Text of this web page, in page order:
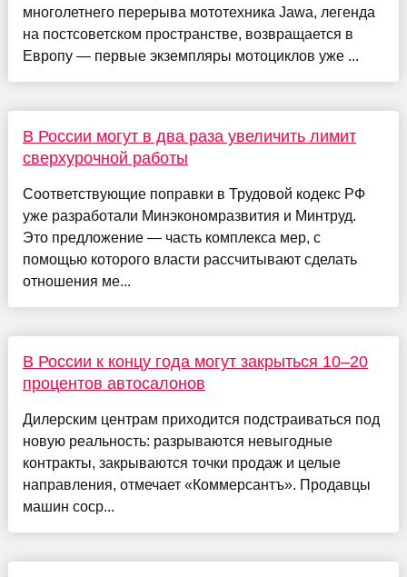
многолетнего перерыва мототехника Jawa, легенда
на постсоветском пространстве, возвращается в
Европу — первые экземпляры мотоциклов уже ...
В России могут в два раза увеличить лимит
сверхурочной работы
Соответствующие поправки в Трудовой кодекс РФ
уже разработали Минэкономразвития и Минтруд.
Это предложение — часть комплекса мер, с
помощью которого власти рассчитывают сделать
отношения ме...
В России к концу года могут закрыться 10–20
процентов автосалонов
Дилерским центрам приходится подстраиваться под
новую реальность: разрываются невыгодные
контракты, закрываются точки продаж и целые
направления, отмечает «Коммерсантъ». Продавцы
машин соср...